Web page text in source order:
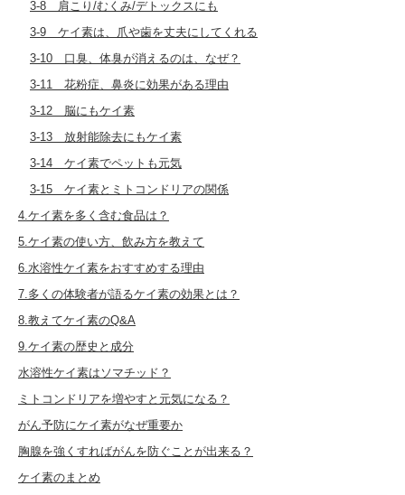
3-8 肩こり/むくみ/デトックスにも
3-9 ケイ素は、爪や歯を丈夫にしてくれる
3-10 口臭、体臭が消えるのは、なぜ？
3-11 花粉症、鼻炎に効果がある理由
3-12 脳にもケイ素
3-13 放射能除去にもケイ素
3-14 ケイ素でペットも元気
3-15 ケイ素とミトコンドリアの関係
4.ケイ素を多く含む食品は？
5.ケイ素の使い方、飲み方を教えて
6.水溶性ケイ素をおすすめする理由
7.多くの体験者が語るケイ素の効果とは？
8.教えてケイ素のQ&A
9.ケイ素の歴史と成分
水溶性ケイ素はソマチッド？
ミトコンドリアを増やすと元気になる？
がん予防にケイ素がなぜ重要か
胸腺を強くすればがんを防ぐことが出来る？
ケイ素のまとめ